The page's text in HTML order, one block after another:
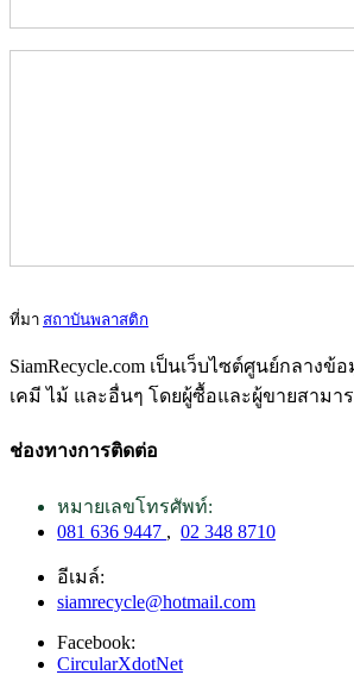
ที่มา สถาบันพลาสติก
SiamRecycle.com เป็นเว็บไซต์ศูนย์กลา
เคมี ไม้ และอื่นๆ โดยผู้ซื้อและผู้ขายสามา
ช่องทางการติดต่อ
หมายเลขโทรศัพท์:
081 636 9447 , 02 348 8710
อีเมล์:
siamrecycle@hotmail.com
Facebook:
CircularXdotNet